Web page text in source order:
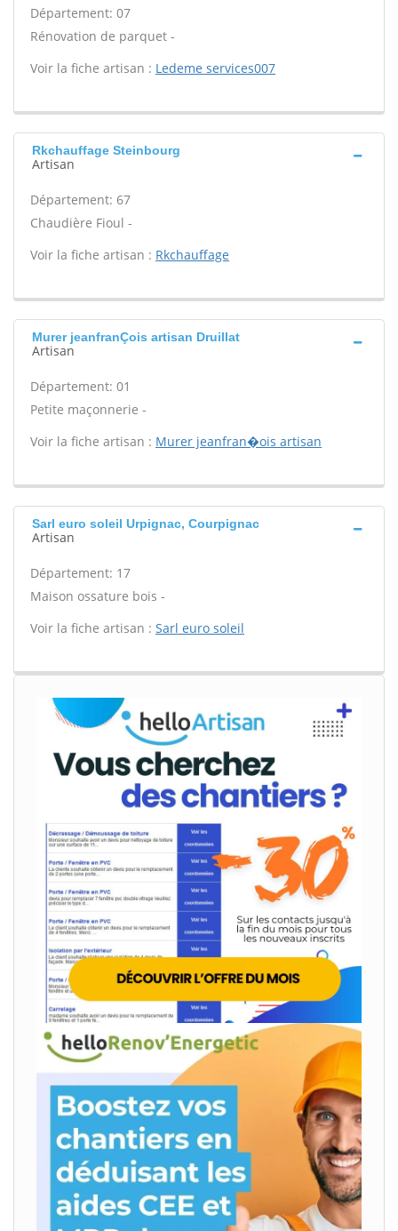
Département: 07
Rénovation de parquet -
Voir la fiche artisan : Ledeme services007
Rkchauffage Steinbourg
Artisan
Département: 67
Chaudière Fioul -
Voir la fiche artisan : Rkchauffage
Murer jeanfranÇois artisan Druillat
Artisan
Département: 01
Petite maçonnerie -
Voir la fiche artisan : Murer jeanfran�ois artisan
Sarl euro soleil Urpignac, Courpignac
Artisan
Département: 17
Maison ossature bois -
Voir la fiche artisan : Sarl euro soleil